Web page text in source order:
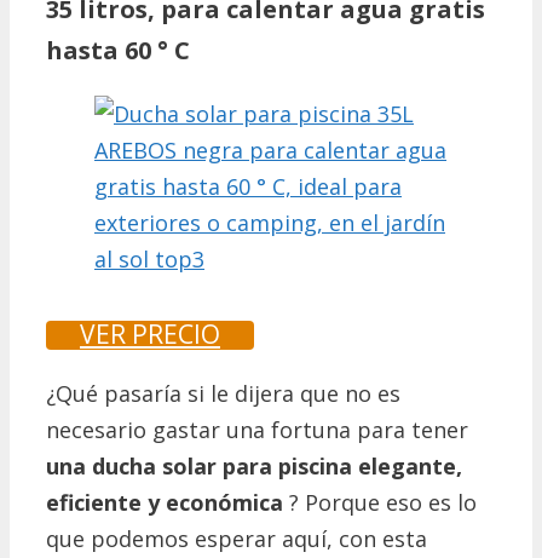
35 litros, para calentar agua gratis
hasta 60 ° C
VER PRECIO
¿Qué pasaría si le dijera que no es
necesario gastar una fortuna para tener
una ducha solar para piscina elegante,
eficiente y económica ? Porque eso es lo
que podemos esperar aquí, con esta